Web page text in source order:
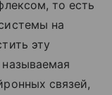
то есть
на
эту
связей,